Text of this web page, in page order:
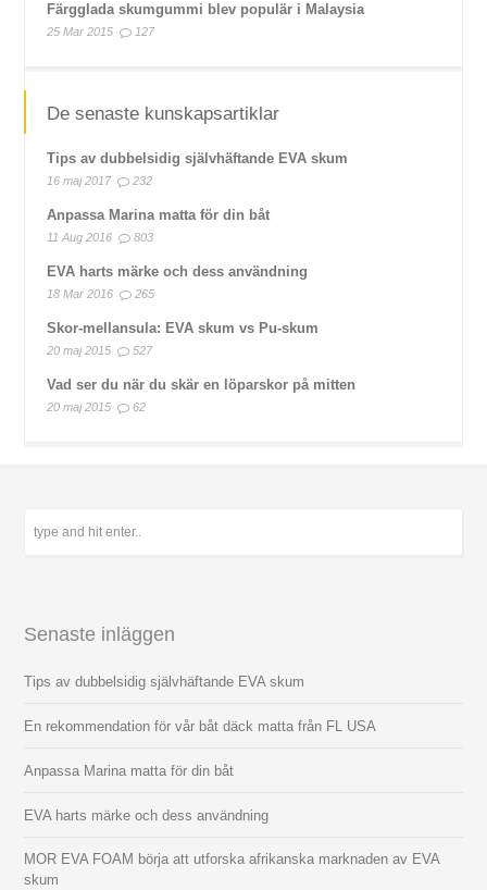
Färgglada skumgummi blev populär i Malaysia
25 Mar 2015 127
De senaste kunskapsartiklar
Tips av dubbelsidig självhäftande EVA skum
16 maj 2017 232
Anpassa Marina matta för din båt
11 Aug 2016 803
EVA harts märke och dess användning
18 Mar 2016 265
Skor-mellansula: EVA skum vs Pu-skum
20 maj 2015 527
Vad ser du när du skär en löparskor på mitten
20 maj 2015 62
Senaste inläggen
Tips av dubbelsidig självhäftande EVA skum
En rekommendation för vår båt däck matta från FL USA
Anpassa Marina matta för din båt
EVA harts märke och dess användning
MOR EVA FOAM börja att utforska afrikanska marknaden av EVA
skum